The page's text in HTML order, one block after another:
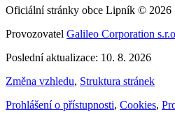
Oficiální stránky obce Lipník © 2026
Provozovatel Galileo Corporation
Poslední aktualizace: 10. 8. 2026
Změna vzhledu, Struktura stránek
Prohlášení o přístupnosti, Cookies,